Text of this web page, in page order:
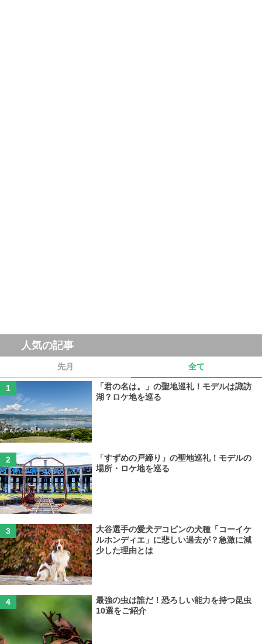
人気の記事
先月 全て
「君の名は。」の聖地巡礼！モデルは諏訪
湖？ロケ地を巡る
「すずめの戸締り」の聖地巡礼！モデルの
場所・ロケ地を巡る
大谷選手の愛犬デコピンの犬種「コーイケ
ルホンディエ」に悲しい過去が？急激に減
少した理由とは
最強の虫は誰だ！恐ろしい能力を持つ昆虫
10選をご紹介